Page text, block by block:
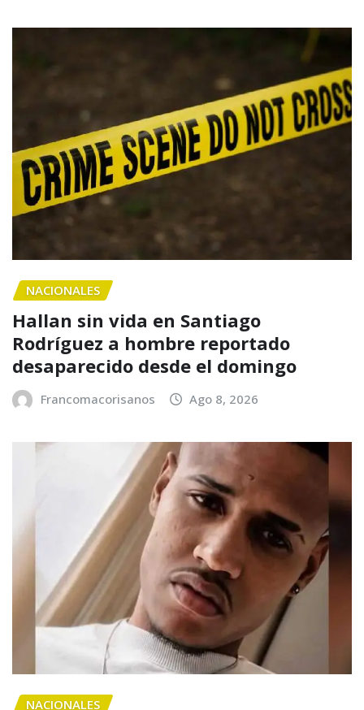
NACIONALES
Hallan sin vida en Santiago
Rodríguez a hombre reportado
desaparecido desde el domingo
Francomacorisanos Ago 8, 2026
NACIONALES